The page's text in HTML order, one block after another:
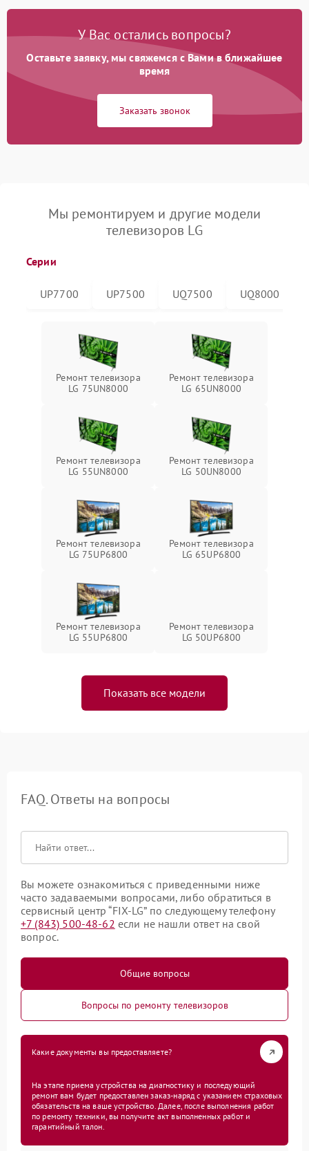
У Вас остались вопросы?
Оставьте заявку, мы свяжемся с Вами в ближайшее
время
Заказать звонок
Мы ремонтируем и другие модели
телевизоров LG
Серии
UP7700 UP7500 UQ7500 UQ8000
Ремонт телевизора
LG 75UN8000
Ремонт телевизора
LG 65UN8000
Ремонт телевизора
LG 55UN8000
Ремонт телевизора
LG 50UN8000
Ремонт телевизора
LG 75UP6800
Ремонт телевизора
LG 65UP6800
Ремонт телевизора
LG 55UP6800
Ремонт телевизора
LG 50UP6800
Показать все модели
FAQ. Ответы на вопросы
Вы можете ознакомиться с приведенными ниже
часто задаваемыми вопросами, либо обратиться в
сервисный центр “FIX-LG” по следующему телефону
+7 (843) 500-48-62 если не нашли ответ на свой
вопрос.
Общие вопросы
Вопросы по ремонту телевизоров
Какие документы вы предоставляете?
На этапе приема устройства на диагностику и последующий
ремонт вам будет предоставлен заказ-наряд с указанием страховых
обязательств на ваше устройство. Далее, после выполнения работ
по ремонту техники, вы получите акт выполненных работ и
гарантийный талон.